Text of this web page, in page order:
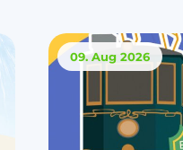
09. Aug2026